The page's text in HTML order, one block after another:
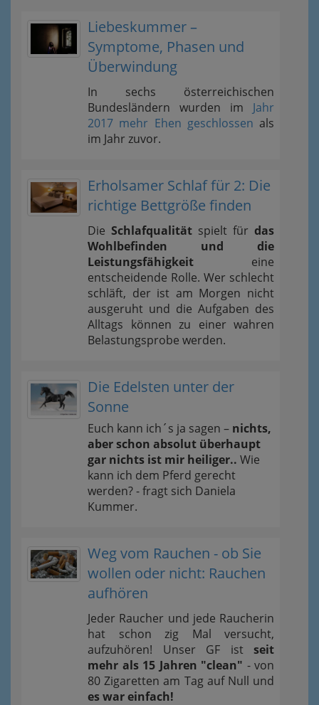
Liebeskummer –
Symptome, Phasen und
Überwindung
In sechs österreichischen
Bundesländern wurden im Jahr
2017 mehr Ehen geschlossen als
im Jahr zuvor.
Erholsamer Schlaf für 2: Die
richtige Bettgröße finden
Die Schlafqualität spielt für das
Wohlbefinden und die
Leistungsfähigkeit eine
entscheidende Rolle. Wer schlecht
schläft, der ist am Morgen nicht
ausgeruht und die Aufgaben des
Alltags können zu einer wahren
Belastungsprobe werden.
Die Edelsten unter der
Sonne
Euch kann ich´s ja sagen – nichts,
aber schon absolut überhaupt
gar nichts ist mir heiliger.. Wie
kann ich dem Pferd gerecht
werden? - fragt sich Daniela
Kummer.
Weg vom Rauchen - ob Sie
wollen oder nicht: Rauchen
aufhören
Jeder Raucher und jede Raucherin
hat schon zig Mal versucht,
aufzuhören! Unser GF ist seit
mehr als 15 Jahren "clean" - von
80 Zigaretten am Tag auf Null und
es war einfach!